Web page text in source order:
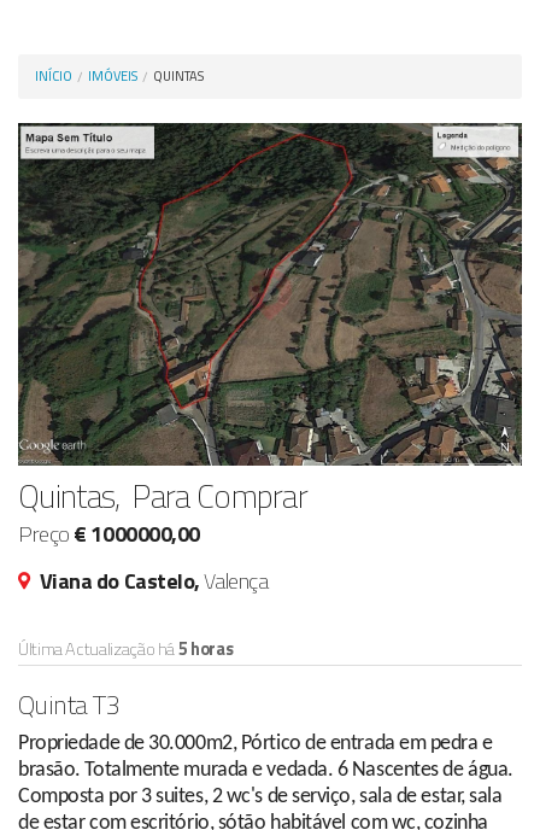
INÍCIO IMÓVEIS QUINTAS
Quintas, Para Comprar
Preço€ 1000000,00
Viana do Castelo,Valença
Última Actualização há5 horas
Quinta T3
Propriedade de 30.000m2, Pórtico de entrada em pedra e
brasão. Totalmente murada e vedada. 6 Nascentes de água.
Composta por 3 suites, 2 wc's de serviço, sala de estar, sala
de estar com escritório, sótão habitável com wc, cozinha